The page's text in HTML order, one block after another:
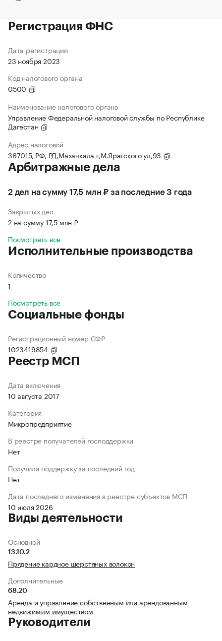
Регистрация ФНС
Дата регистрации
23 ноября 2023
Код налогового органа
0500
Наименование налогового органа
Управление Федеральной налоговой службы по Республике
Дагестан
Адрес налоговой
367015, РФ, РД,Махачкала г,М.Ярагского ул,93
Арбитражные дела
2 дел на сумму 17,5 млн ₽ за последние 3 года
Закрытых дел
2 на сумму 17,5 млн ₽
Посмотреть все
Исполнительные производства
Количество
1
Посмотреть все
Социальные фонды
Регистрационный номер СФР
1023419854
Реестр МСП
Дата включения
10 августа 2017
Категория
Микропредприятие
В реестре получателей господдержки
Нет
Получила поддержку за последний год
Нет
Дата последнего изменения в реестре субъектов МСП
10 июля 2026
Виды деятельности
Основной
13.10.2
Прядение кардное шерстяных волокон
Дополнительные
68.20
Аренда и управление собственным или арендованным
недвижимым имуществом
Руководители